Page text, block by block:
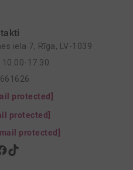
iela 7, Rīga, LV-1039
10.00-17.30
protected]
protected]
protected]